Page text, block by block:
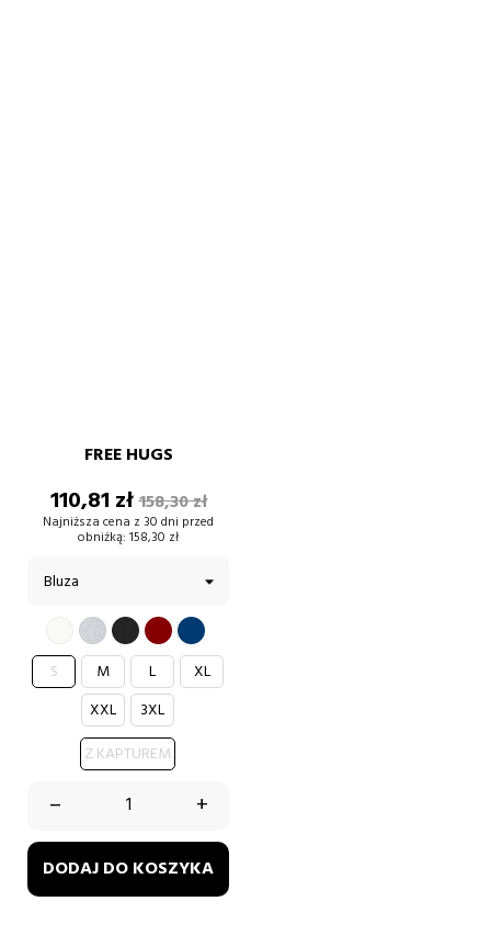
FREE HUGS
Cena
110,81 złCena
podstawowa
158,30 zł
Najniższa cena z 30 dni przed
obniżką: 158,30 zł
BIAŁYSZARYCZARNYBORDOWYGRANATOWY
S
M L
XL
XXL
3XL
Z KAPTUREM
– +
DODAJ DO KOSZYKA